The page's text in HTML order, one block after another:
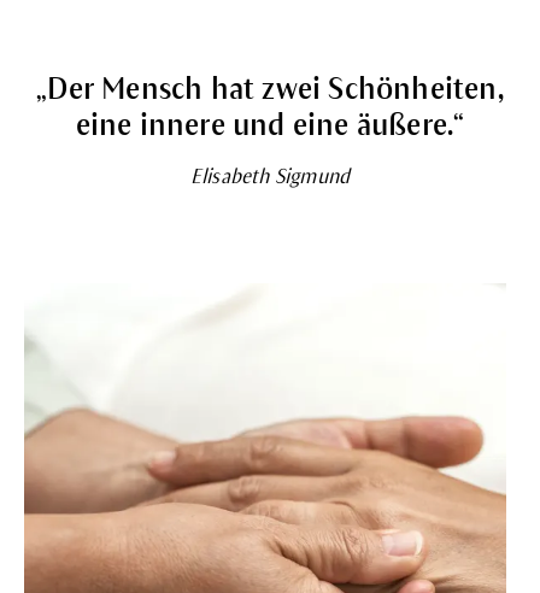
„Der Mensch hat zwei Schönheiten,
eine innere und eine äußere.“
Elisabeth Sigmund